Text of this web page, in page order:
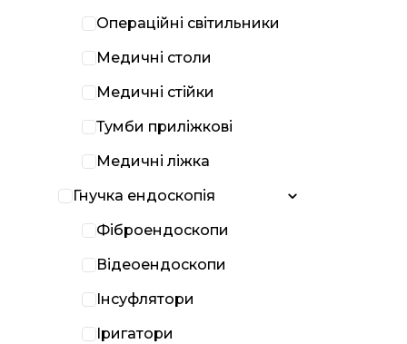
Операційні світильники
Медичні столи
Медичні стійки
Тумби приліжкові
Медичні ліжка
Гнучка ендоскопія
Фіброендоскопи
Відеоендоскопи
Інсуфлятори
Іригатори